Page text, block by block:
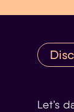
Let’s